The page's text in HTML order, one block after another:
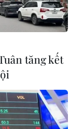
cao
là dự án
nâng cao chất
đến mục tiêu
quốc tế.
tăng kết